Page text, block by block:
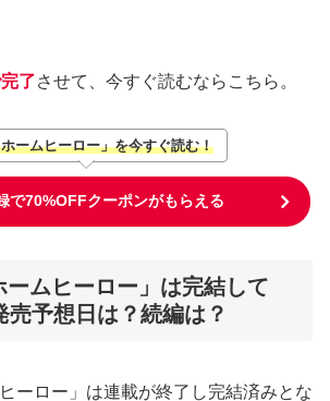
了させて、今すぐ読むならこちら。
ームヒーロー」を今すぐ読む！
で70%OFFクーポンがもらえる
ームヒーロー」は完結して
売予想日は？続編は？
ーロー」は連載が終了し完結済みとな